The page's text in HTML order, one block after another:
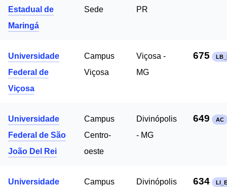
Estadual de
Maringá
Sede
PR
Universidade
Federal de
Viçosa
Campus
Viçosa
Viçosa -
MG
675
Universidade
Federal de São
João Del Rei
Campus
Centro-
oeste
Divinópolis
- MG
649 AC
Universidade
Campus
Divinópolis
634